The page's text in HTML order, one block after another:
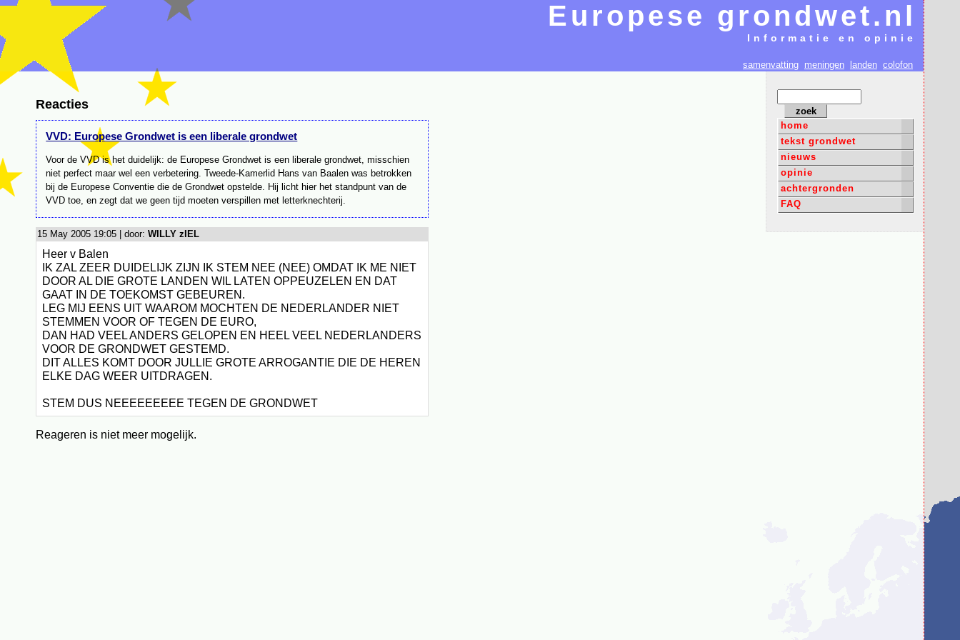
Europese grondwet.nl
Informatie en opinie
samenvatting meningen landen colofon
home
tekst grondwet
nieuws
opinie
achtergronden
FAQ
Reacties
VVD: Europese Grondwet is een liberale grondwet
Voor de VVD is het duidelijk: de Europese Grondwet is een liberale grondwet, misschien
niet perfect maar wel een verbetering. Tweede-Kamerlid Hans van Baalen was betrokken
bij de Europese Conventie die de Grondwet opstelde. Hij licht hier het standpunt van de
VVD toe, en zegt dat we geen tijd moeten verspillen met letterknechterij.
15 May 2005 19:05 | door: WILLY zIEL
Heer v Balen
IK ZAL ZEER DUIDELIJK ZIJN IK STEM NEE (NEE) OMDAT IK ME NIET
DOOR AL DIE GROTE LANDEN WIL LATEN OPPEUZELEN EN DAT
GAAT IN DE TOEKOMST GEBEUREN.
LEG MIJ EENS UIT WAAROM MOCHTEN DE NEDERLANDER NIET
STEMMEN VOOR OF TEGEN DE EURO,
DAN HAD VEEL ANDERS GELOPEN EN HEEL VEEL NEDERLANDERS
VOOR DE GRONDWET GESTEMD.
DIT ALLES KOMT DOOR JULLIE GROTE ARROGANTIE DIE DE HEREN
ELKE DAG WEER UITDRAGEN.
STEM DUS NEEEEEEEEE TEGEN DE GRONDWET
Reageren is niet meer mogelijk.